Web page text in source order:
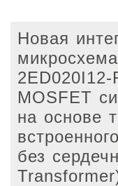
Новая
MOSFET
на основе
без